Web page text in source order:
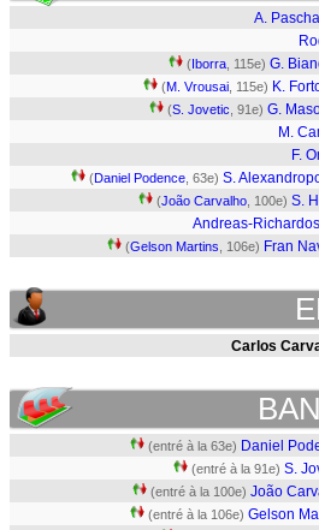
A.
(Iborra , 115e) G.
(M. Vrousai , 115e) K.
(S. Jovetic , 91e) G.
M.
F.
(Daniel Podence , 63e) S.
(João Carvalho , 100e) S.
Andreas-
(Gelson Martins , 106e) Fran
Carlos
(entré à la 63e) Daniel
(entré à la 91e) S.
(entré à la 100e) João
(entré à la 106e) Gelson